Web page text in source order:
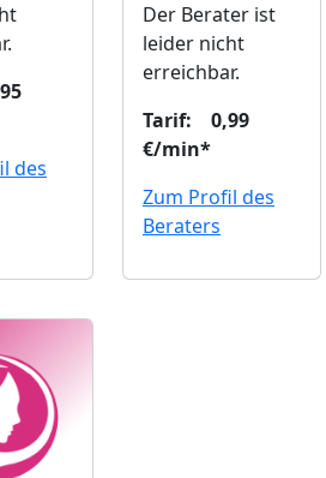
des
Der Berater ist
leider nicht
erreichbar.
Tarif: 0,99
€/min*
Zum Profil des
Beraters